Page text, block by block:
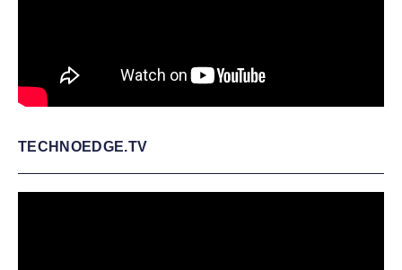
TECHNOEDGE.TV